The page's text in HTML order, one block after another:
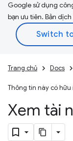
Google sử dụng
bạn ưu tiên. Bản
Trang chủ Docs
Thông tin này có hữu
Xem tài